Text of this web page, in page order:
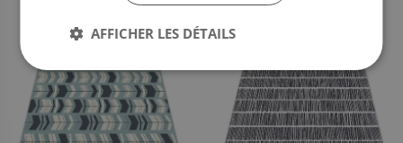
AFFICHER LES DÉTAILS